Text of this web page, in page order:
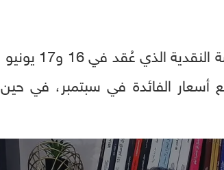
ودفعت تعليقات
أسعار الفائدة في سبتمبر، في حين